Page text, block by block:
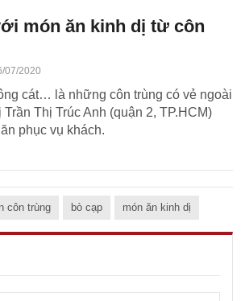
món ăn kinh dị từ côn
07/2020
cát… là những côn trùng có vẻ ngoài
Thị Trúc Anh (quận 2, TP.HCM)
phục vụ khách.
côn trùng bò cạp món ăn kinh dị